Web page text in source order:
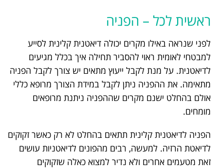
ראשית לכל – הפניה
לפני שנראה באילו מקרים יכולה דיאטנית קלינית לסייע
למבטחי לאומית ראוי להסביר תחילה איך בכלל מגיעים
לדיאטנית. על מנת לקבל ייעוץ מתאים יש צורך לקבל הפניה
מתאימה. את ההפניה ניתן לקבל במידת הצורך מרופא כללי
אולם בהחלט ישנם מקרים שההפניה ניתנת מרופאים
מומחים.
הפניה לדיאטנית קלינית תתאים בהחלט לא רק כאשר זקוקים
לדיאטת הרזיה. למעשה, רבים מהפונים לדיאטניות עושים
זאת מטעמים אחרים ולא נדיר למצוא כאלה שזקוקים